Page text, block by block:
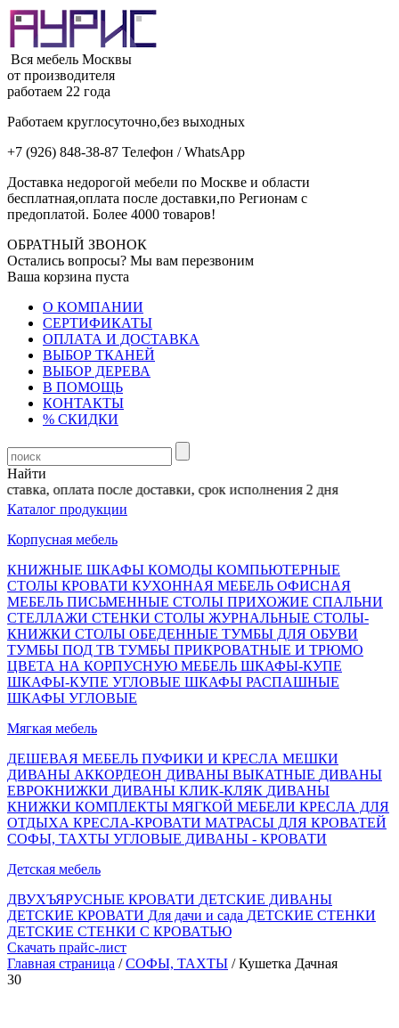
Вся мебель Москвы
от производителя
работаем 22 года
Работаем круглосуточно,без выходных
+7 (926) 848-38-87 Телефон / WhatsApp
Доставка недорогой мебели по Москве и области
бесплатная,оплата после доставки,по Регионам с
предоплатой. Более 4000 товаров!
ОБРАТНЫЙ ЗВОНОК
Остались вопросы? Мы вам перезвоним
Ваша корзина пуста
О КОМПАНИИ
СЕРТИФИКАТЫ
ОПЛАТА И ДОСТАВКА
ВЫБОР ТКАНЕЙ
ВЫБОР ДЕРЕВА
В ПОМОЩЬ
КОНТАКТЫ
% СКИДКИ
Найти
оплата после доставки, срок исполнения 2 дня
Каталог продукции
Корпусная мебель
КНИЖНЫЕ ШКАФЫ КОМОДЫ КОМПЬЮТЕРНЫЕ
СТОЛЫ КРОВАТИ КУХОННАЯ МЕБЕЛЬ ОФИСНАЯ
МЕБЕЛЬ ПИСЬМЕННЫЕ СТОЛЫ ПРИХОЖИЕ СПАЛЬНИ
СТЕЛЛАЖИ СТЕНКИ СТОЛЫ ЖУРНАЛЬНЫЕ СТОЛЫ-
КНИЖКИ СТОЛЫ ОБЕДЕННЫЕ ТУМБЫ ДЛЯ ОБУВИ
ТУМБЫ ПОД ТВ ТУМБЫ ПРИКРОВАТНЫЕ И ТРЮМО
ЦВЕТА НА КОРПУСНУЮ МЕБЕЛЬ ШКАФЫ-КУПЕ
ШКАФЫ-КУПЕ УГЛОВЫЕ ШКАФЫ РАСПАШНЫЕ
ШКАФЫ УГЛОВЫЕ
Мягкая мебель
ДЕШЕВАЯ МЕБЕЛЬ ПУФИКИ И КРЕСЛА МЕШКИ
ДИВАНЫ АККОРДЕОН ДИВАНЫ ВЫКАТНЫЕ ДИВАНЫ
ЕВРОКНИЖКИ ДИВАНЫ КЛИК-КЛЯК ДИВАНЫ
КНИЖКИ КОМПЛЕКТЫ МЯГКОЙ МЕБЕЛИ КРЕСЛА ДЛЯ
ОТДЫХА КРЕСЛА-КРОВАТИ МАТРАСЫ ДЛЯ КРОВАТЕЙ
СОФЫ, ТАХТЫ УГЛОВЫЕ ДИВАНЫ - КРОВАТИ
Детская мебель
ДВУХЪЯРУСНЫЕ КРОВАТИ ДЕТСКИЕ ДИВАНЫ
ДЕТСКИЕ КРОВАТИ Для дачи и сада ДЕТСКИЕ СТЕНКИ
ДЕТСКИЕ СТЕНКИ С КРОВАТЬЮ
Скачать прайс-лист
Главная страница /СОФЫ, ТАХТЫ / Кушетка Дачная
30